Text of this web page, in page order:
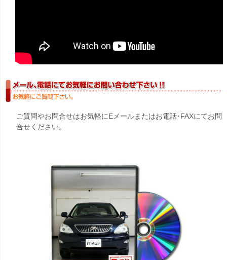
ご質問やお問合せはお気軽にEメールまたはお電話･FAXにてお問
合せください。